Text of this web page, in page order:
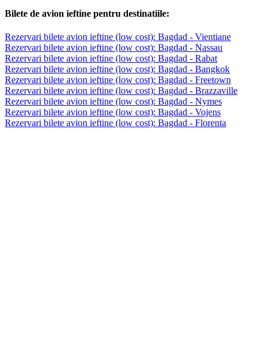
Bilete de avion ieftine pentru destinatiile:
Rezervari bilete avion ieftine (low cost): Bagdad - Vientiane
Rezervari bilete avion ieftine (low cost): Bagdad - Nassau
Rezervari bilete avion ieftine (low cost): Bagdad - Rabat
Rezervari bilete avion ieftine (low cost): Bagdad - Bangkok
Rezervari bilete avion ieftine (low cost): Bagdad - Freetown
Rezervari bilete avion ieftine (low cost): Bagdad - Brazzaville
Rezervari bilete avion ieftine (low cost): Bagdad - Nymes
Rezervari bilete avion ieftine (low cost): Bagdad - Vojens
Rezervari bilete avion ieftine (low cost): Bagdad - Florenta